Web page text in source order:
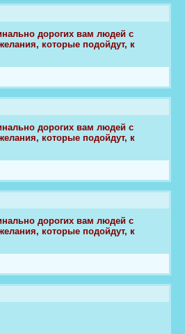
дорогих вам людей с
которые подойдут, к
дорогих вам людей с
которые подойдут, к
дорогих вам людей с
которые подойдут, к